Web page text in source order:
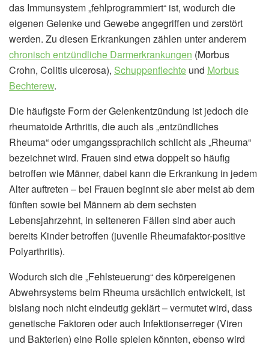
das Immunsystem „fehlprogrammiert“ ist, wodurch die
eigenen Gelenke und Gewebe angegriffen und zerstört
werden. Zu diesen Erkrankungen zählen unter anderem
chronisch entzündliche Darmerkrankungen (Morbus
Crohn, Colitis ulcerosa), Schuppenflechte und Morbus
Bechterew.
Die häufigste Form der Gelenkentzündung ist jedoch die
rheumatoide Arthritis, die auch als „entzündliches
Rheuma“ oder umgangssprachlich schlicht als „Rheuma“
bezeichnet wird. Frauen sind etwa doppelt so häufig
betroffen wie Männer, dabei kann die Erkrankung in jedem
Alter auftreten – bei Frauen beginnt sie aber meist ab dem
fünften sowie bei Männern ab dem sechsten
Lebensjahrzehnt, in selteneren Fällen sind aber auch
bereits Kinder betroffen (juvenile Rheumafaktor-positive
Polyarthritis).
Wodurch sich die „Fehlsteuerung“ des körpereigenen
Abwehrsystems beim Rheuma ursächlich entwickelt, ist
bislang noch nicht eindeutig geklärt – vermutet wird, dass
genetische Faktoren oder auch Infektionserreger (Viren
und Bakterien) eine Rolle spielen könnten, ebenso wird